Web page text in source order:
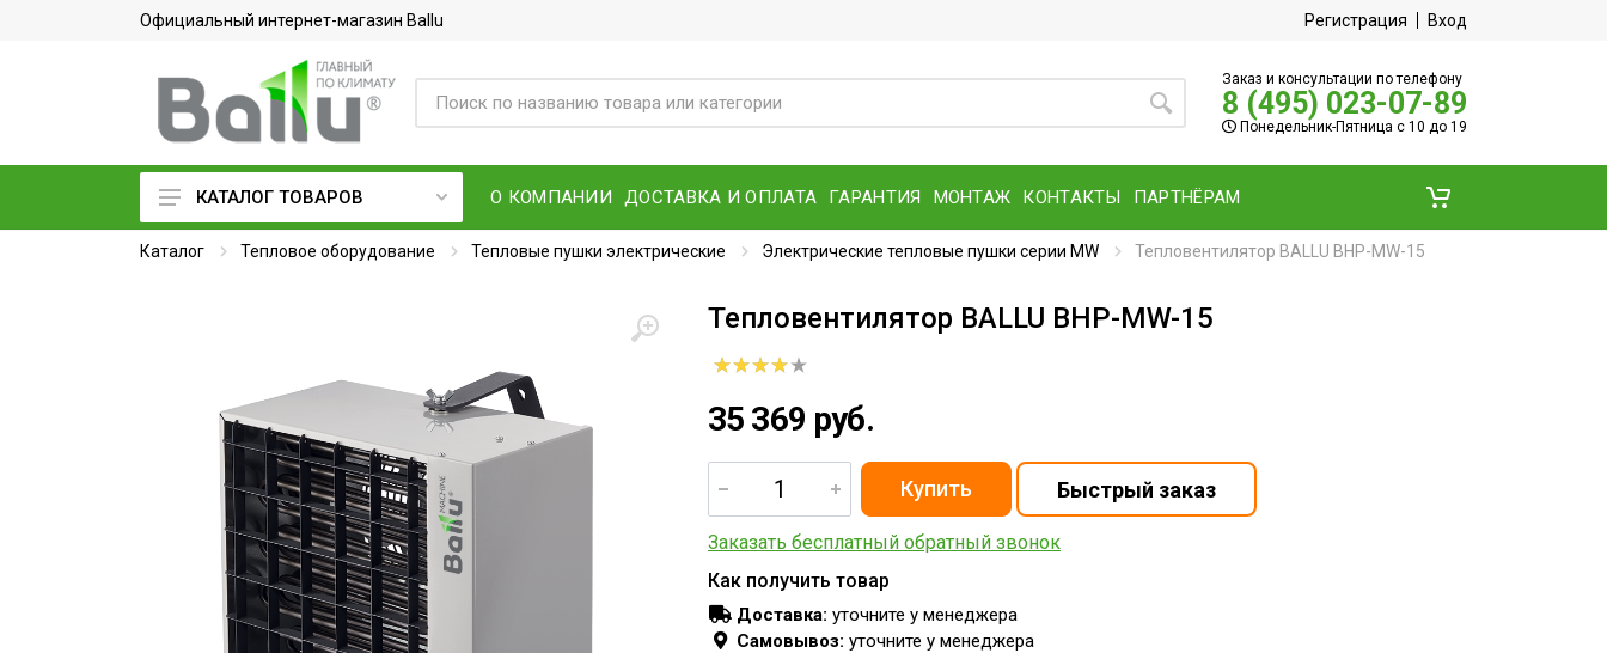
Официальный интернет-магазин Ballu Регистрация Вход
Заказ и консультации по телефону
8 (495) 023-07-89
Понедельник-Пятница с 10 до 19
Кондиционеры воздуха
Обогреватели
Тепловое оборудование
Электросушилки для рук
Промышленные кондиционеры
КАТАЛОГ ТОВАРОВ О КОМПАНИИ ДОСТАВКА И ОПЛАТА ГАРАНТИЯ МОНТАЖ КОНТАКТЫ ПАРТНЁРАМ
Каталог Тепловое оборудование Тепловые пушки электрические Электрические тепловые пушки серии MW Тепловентилятор BALLU BHP-MW-15
Тепловентилятор BALLU BHP-MW-15
35 369 руб.
Заказать бесплатный обратный звонок
Как получить товар
Доставка: уточните у менеджера
Самовывоз: уточните у менеджера